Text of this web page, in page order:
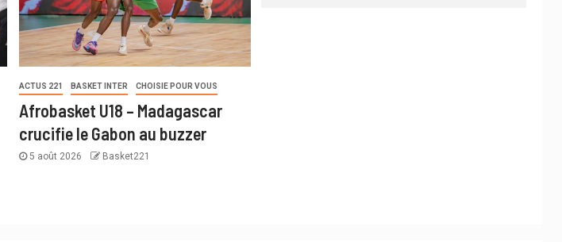
ACTUS 221 BASKET INTER CHOISIE POUR VOUS
Afrobasket U18 – Madagascar
crucifie le Gabon au buzzer
5 août 2026 Basket221